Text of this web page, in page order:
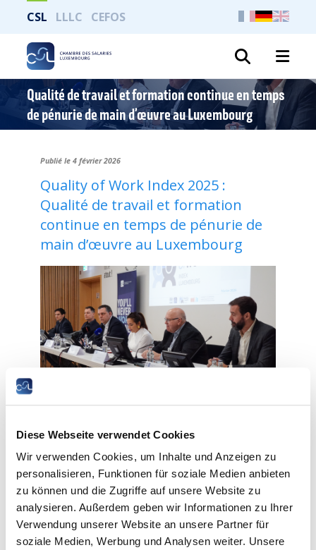
Diese Webseite verwendet Cookies
Wir verwenden Cookies, um Inhalte und Anzeigen zu
personalisieren, Funktionen für soziale Medien anbieten
zu können und die Zugriffe auf unsere Website zu
analysieren. Außerdem geben wir Informationen zu Ihrer
Verwendung unserer Website an unsere Partner für
soziale Medien, Werbung und Analysen weiter. Unsere
CSL LLLC CEFOS
Qualité de travail et formation continue en temps
de pénurie de main d’œuvre au Luxembourg
Publié le 4 février 2026
Quality of Work Index 2025 :
Qualité de travail et formation
continue en temps de pénurie de
main d’œuvre au Luxembourg
Ils confirment une dégradation progressive des
conditions de travail au Luxembourg, dans le
prolongement de tendances observées ces
dernières années. La qualité globale du travail
atteint ainsi son niveau le plus bas depuis plus
d’une décennie, tandis que les ressources
permettant de faire face aux exigences
professionnelles continuent de s’affaiblir.